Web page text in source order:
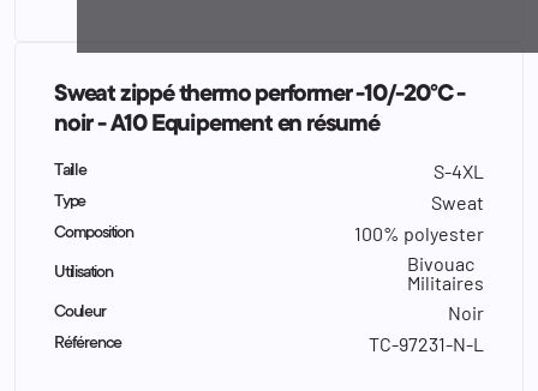
Sweat zippé thermo performer -10/-20°C -
noir - A10 Equipement en résumé
Taille S-4XL
Type Sweat
Composition 100% polyester
Utilisation
Bivouac
Militaires
Couleur Noir
Référence TC-97231-N-L